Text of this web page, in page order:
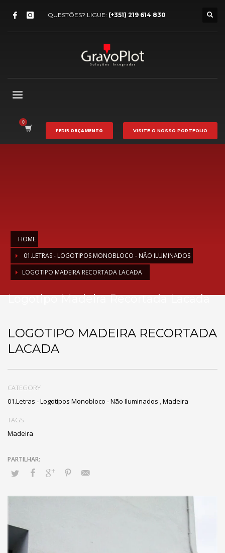
QUESTÕES? LIGUE: (+351) 219 614 830
PEDIR ORÇAMENTO VISITE O NOSSO PORTFOLIO
HOME
01.LETRAS - LOGOTIPOS MONOBLOCO - NÃO ILUMINADOS
LOGOTIPO MADEIRA RECORTADA LACADA
Logotipo Madeira Recortada Lacada
LOGOTIPO MADEIRA RECORTADA
LACADA
CATEGORY
01.Letras - Logotipos Monobloco - Não Iluminados ,Madeira
TAGS
Madeira